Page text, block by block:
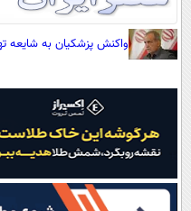
واکنش پزشکیان به شایعه